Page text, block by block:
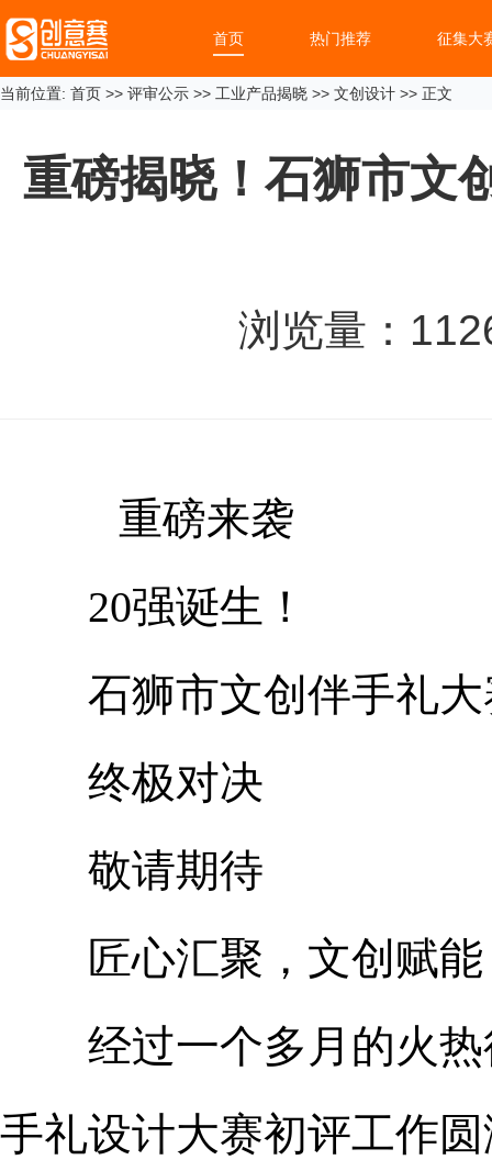
首页 热门推荐 征集大
当前位置: 首页 >> 评审公示 >> 工业产品揭晓 >> 文创设计 >> 正文
重磅揭晓！石狮市文
浏览量：
重磅来袭
20强诞生！
石狮市文创伴手礼大
终极对决
敬请期待
匠心汇聚，文创赋能
经过一个多月的火热
手礼设计大赛初评工作